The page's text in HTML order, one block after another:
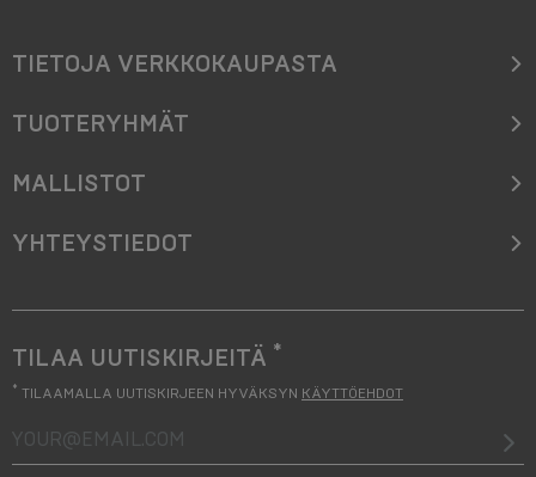
TIETOJA VERKKOKAUPASTA
TUOTERYHMÄT
MALLISTOT
YHTEYSTIEDOT
TILAA UUTISKIRJEITÄ *
* TILAAMALLA UUTISKIRJEEN HYVÄKSYN KÄYTTÖEHDOT
your@email.com